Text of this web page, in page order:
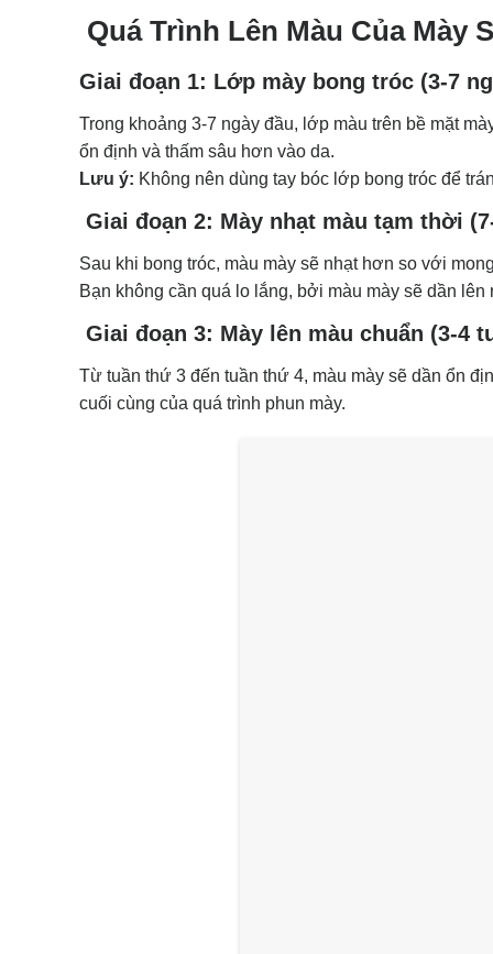
Quá Trình Lên Màu Của Mày
Giai đoạn 1: Lớp mày bong tróc (3-7
Trong khoảng 3-7 ngày đầu, lớp màu trên bề mặt
ổn định và thấm sâu hơn vào da.
Lưu ý: Không nên dùng tay bóc lớp bong tróc để
Giai đoạn 2: Mày nhạt màu tạm thời
Sau khi bong tróc, màu mày sẽ nhạt hơn so với
Bạn không cần quá lo lắng, bởi màu mày sẽ dần
Giai đoạn 3: Mày lên màu chuẩn (3-4
Từ tuần thứ 3 đến tuần thứ 4, màu mày sẽ dần ổn
cuối cùng của quá trình phun mày.